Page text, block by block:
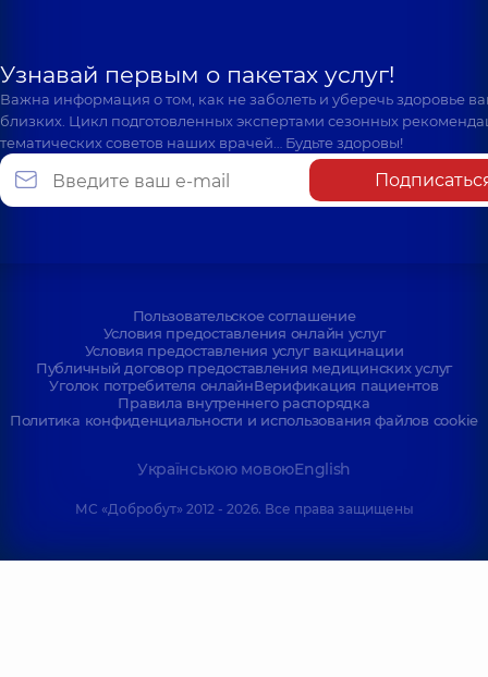
Узнавай первым о пакетах услуг!
Важна информация о том, как не заболеть и уберечь здоровье
близких. Цикл подготовленных экспертами сезонных
тематических советов наших врачей… Будьте здоровы!
Пользовательское соглашение
Условия предоставления онлайн услуг
Условия предоставления услуг вакцинации
Публичный договор предоставления медицинских услуг
Уголок потребителя онлайнВерификация пациентов
Правила внутреннего распорядка
Политика конфиденциальности и использования файлов cookie
Українською мовоюEnglish
МС «Добробут» 2012 - 2026. Все права защищены